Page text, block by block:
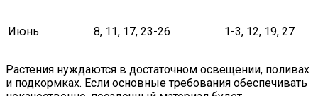
Июнь 8, 11, 17, 23-26 1-3, 12, 19, 27
Растения нуждаются в достаточном освещении, поливах
и подкормках. Если основные требования обеспечивать